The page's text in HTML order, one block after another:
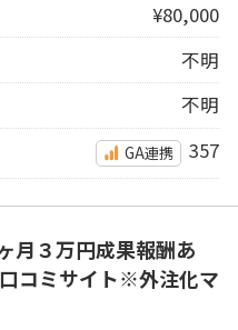
¥80,000
不明
不明
GA連携 357
月３万円成果報酬あ
コミサイト※外注化マ